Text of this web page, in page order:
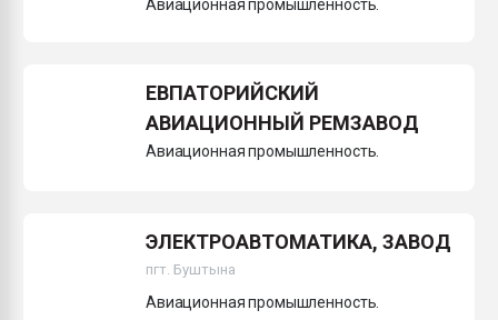
Авиационная промышленность.
ЕВПАТОРИЙСКИЙ
АВИАЦИОННЫЙ РЕМЗАВОД
Авиационная промышленность.
ЭЛЕКТРОАВТОМАТИКА, ЗАВОД
пгт. Буштына
Авиационная промышленность.